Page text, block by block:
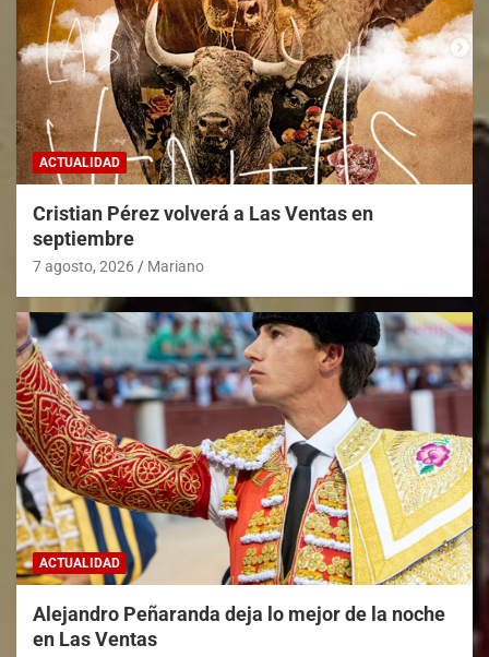
ACTUALIDAD
Cristian Pérez volverá a Las Ventas en
septiembre
7 agosto, 2026 Mariano
ACTUALIDAD
Alejandro Peñaranda deja lo mejor de la noche
en Las Ventas